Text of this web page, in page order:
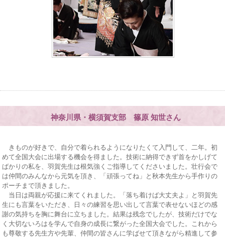
神奈川県・横須賀支部 篠原 知世さん
きものが好きで、自分で着られるようになりたくて入門して、二年。初
めて全国大会に出場する機会を得ました。技術に納得できず首をかしげて
ばかりの私を、羽賀先生は根気強くご指導してくださいました。壮行会で
は仲間のみんなから元気を頂き、「頑張ってね」と秋本先生から手作りの
ポーチまで頂きました。
当日は両親が応援に来てくれました。「落ち着けば大丈夫よ」と羽賀先
生にも言葉をいただき、日々の練習を思い出して言葉で表せないほどの感
謝の気持ちを胸に舞台に立ちました。結果は残念でしたが、技術だけでな
く大切ないろはを学んで自身の成長に繋がった全国大会でした。これから
も尊敬する先生方や先輩、仲間の皆さんに学ばせて頂きながら精進して参